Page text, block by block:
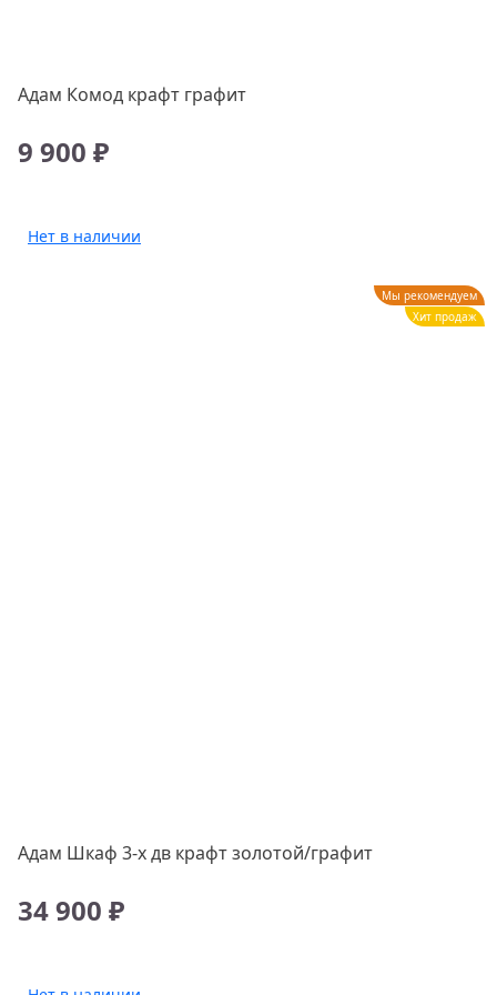
Адам Комод крафт графит
9 900 ₽
Нет в наличии
Мы рекомендуем
Хит продаж
Адам Шкаф 3-х дв крафт золотой/графит
34 900 ₽